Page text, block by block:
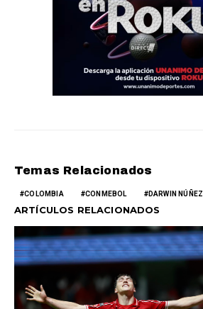
Temas Relacionados
COLOMBIA CONMEBOL DARWIN NÚÑEZ
ARTÍCULOS RELACIONADOS